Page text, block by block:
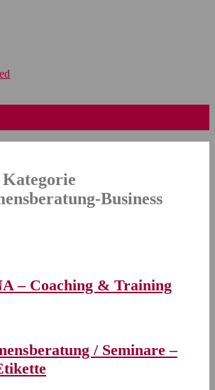
Business
– Coaching & Training
/ Seminare –